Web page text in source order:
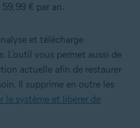
€ par an.
et télécharge
L'outil vous permet aussi de
actuelle afin de restaurer
Il supprime en outre les
le système et libérer de